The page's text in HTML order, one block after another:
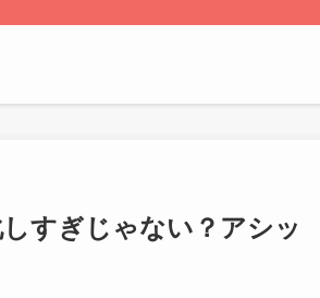
すぎじゃない？アシッ